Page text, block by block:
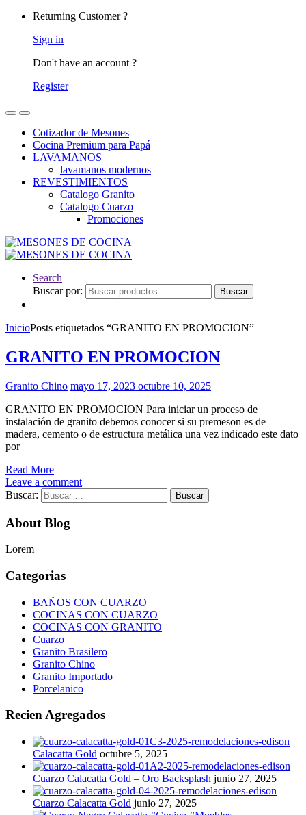
Returning Customer ?
Sign in
Don't have an account ?
Register
Cotizador de Mesones
Cocina Premium para Papá
LAVAMANOS
lavamanos modernos
REVESTIMIENTOS
Catalogo Granito
Catalogo Cuarzo
Promociones
Search
Buscar por:
Buscar
InicioPosts etiquetados “GRANITO EN PROMOCION”
GRANITO EN PROMOCION
Granito Chino mayo 17, 2023 octubre 10, 2025
GRANITO EN PROMOCION Para iniciar un proceso de
instalación de granito debemos conocer si su premeson es de
madera, cemento o de estructura metálica una vez indicado este dato
por
Read More
Leave a comment
Buscar:
About Blog
Lorem
Categorias
BAÑOS CON CUARZO
COCINAS CON CUARZO
COCINAS CON GRANITO
Cuarzo
Granito Brasilero
Granito Chino
Granito Importado
Porcelanico
Recien Agregados
Calacatta Gold octubre 5, 2025
Cuarzo Calacatta Gold – Oro Backsplash junio 27, 2025
Cuarzo Calacatta Gold junio 27, 2025